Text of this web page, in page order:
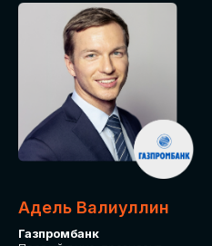
Адель Валиуллин
Газпромбанк